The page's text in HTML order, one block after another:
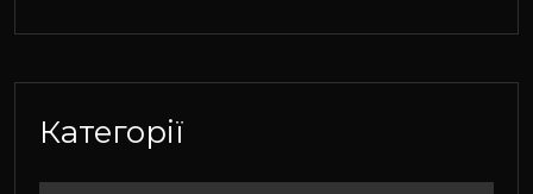
Категорії